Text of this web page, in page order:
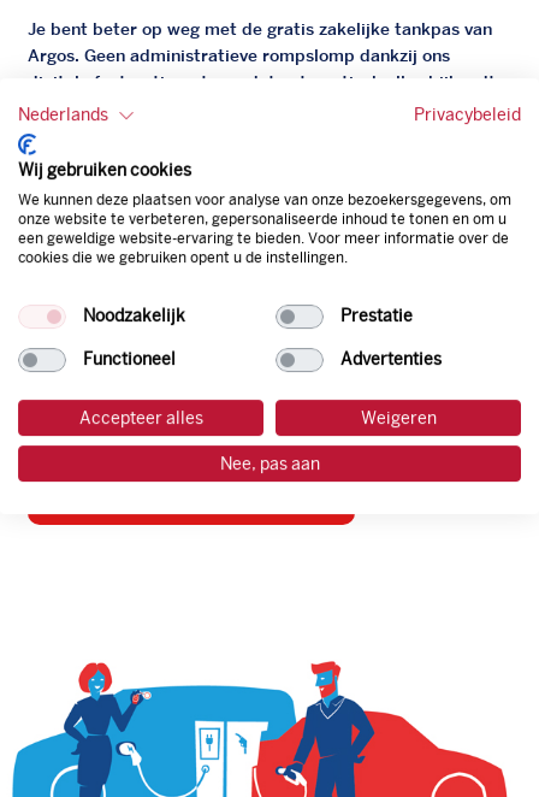
Je bent beter op weg met de gratis zakelijke tankpas van
Argos. Geen administratieve rompslomp dankzij ons
digitale facturatiesysteem dat automatisch alles bijhoudt.
Zo bespaar je dus tijd, geld en energie.
Onze tankpas is super flexibel, zo geniet je van het gemak
van een flexibele limiet, zit je niet vast aan een contract en
bepaal je zelf of er wel of geen andere producten dan
brandstof mee betaalt kunnen worden.
Bovendien profiteer je altijd van een gegarandeerde
natuurlijk de prijs aan de pomp. Zo ben je altijd verzekerd
van de laagste prijs.
tankpas aanvragen
Nederlands Privacybeleid
Wij gebruiken cookies
We kunnen deze plaatsen voor analyse van onze bezoekersgegevens, om
onze website te verbeteren, gepersonaliseerde inhoud te tonen en om u
een geweldige website-ervaring te bieden. Voor meer informatie over de
cookies die we gebruiken opent u de instellingen.
Noodzakelijk Prestatie
Functioneel Advertenties
Accepteer alles Weigeren
Nee, pas aan